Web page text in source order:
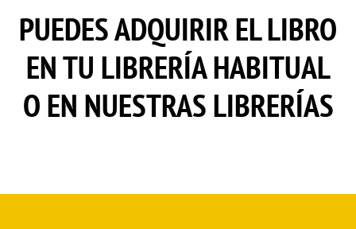
PUEDES ADQUIRIR EL LIBRO
EN TU LIBRERÍA HABITUAL
O EN NUESTRAS LIBRERÍAS